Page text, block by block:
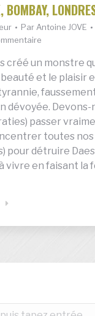
BOMBAY,
Par Antoine JOVE
créé un monstre
et le plaisir
dévoyée. Devons-
passer
toutes nos
pour détruire
vivre en faisant la